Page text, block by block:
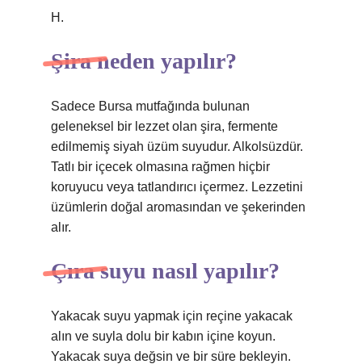
H.
Şira neden yapılır?
Sadece Bursa mutfağında bulunan
geleneksel bir lezzet olan şira, fermente
edilmemiş siyah üzüm suyudur. Alkolsüzdür.
Tatlı bir içecek olmasına rağmen hiçbir
koruyucu veya tatlandırıcı içermez. Lezzetini
üzümlerin doğal aromasından ve şekerinden
alır.
Çıra suyu nasıl yapılır?
Yakacak suyu yapmak için reçine yakacak
alın ve suyla dolu bir kabın içine koyun.
Yakacak suya değsin ve bir süre bekleyin.